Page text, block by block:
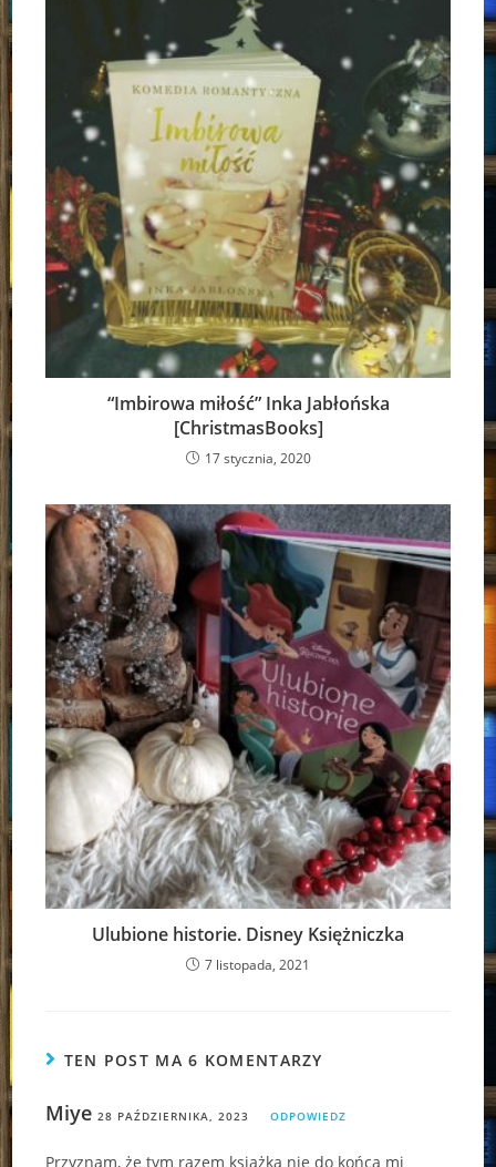
“Imbirowa miłość” Inka Jabłońska
[ChristmasBooks]
17 stycznia, 2020
Ulubione historie. Disney Księżniczka
7 listopada, 2021
TEN POST MA 6 KOMENTARZY
Miye 28 PAŹDZIERNIKA, 2023 ODPOWIEDZ
Przyznam, że tym razem książka nie do końca mi